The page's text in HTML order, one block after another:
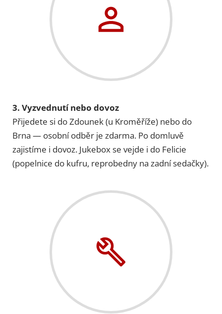
3. Vyzvednutí nebo dovoz
Přijedete si do Zdounek (u Kroměříže) nebo do
Brna — osobní odběr je zdarma. Po domluvě
zajistíme i dovoz. Jukebox se vejde i do Felicie
(popelnice do kufru, reprobedny na zadní sedačky).